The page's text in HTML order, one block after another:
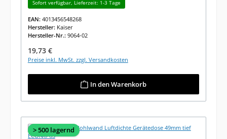
Sofort verfügbar, Lieferzeit: 1-3 Tage
EAN: 4013456548268
Hersteller: Kaiser
Hersteller-Nr.: 9064-02
Regulärer Preis:
19,73 €
Preise inkl. MwSt. zzgl. Versandkosten
In den Warenkorb
> 500 lagernd